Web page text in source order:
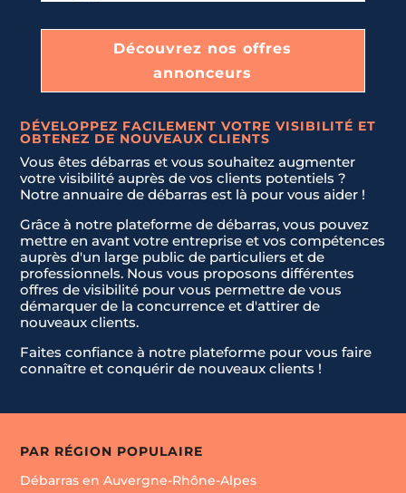
Découvrez nos offres
annonceurs
DÉVELOPPEZ FACILEMENT VOTRE VISIBILITÉ ET
OBTENEZ DE NOUVEAUX CLIENTS
Vous êtes débarras et vous souhaitez augmenter
votre visibilité auprès de vos clients potentiels ?
Notre annuaire de débarras est là pour vous aider !
Grâce à notre plateforme de débarras, vous pouvez
mettre en avant votre entreprise et vos compétences
auprès d'un large public de particuliers et de
professionnels. Nous vous proposons différentes
offres de visibilité pour vous permettre de vous
démarquer de la concurrence et d'attirer de
nouveaux clients.
Faites confiance à notre plateforme pour vous faire
connaître et conquérir de nouveaux clients !
PAR RÉGION POPULAIRE
Débarras en Auvergne-Rhône-Alpes